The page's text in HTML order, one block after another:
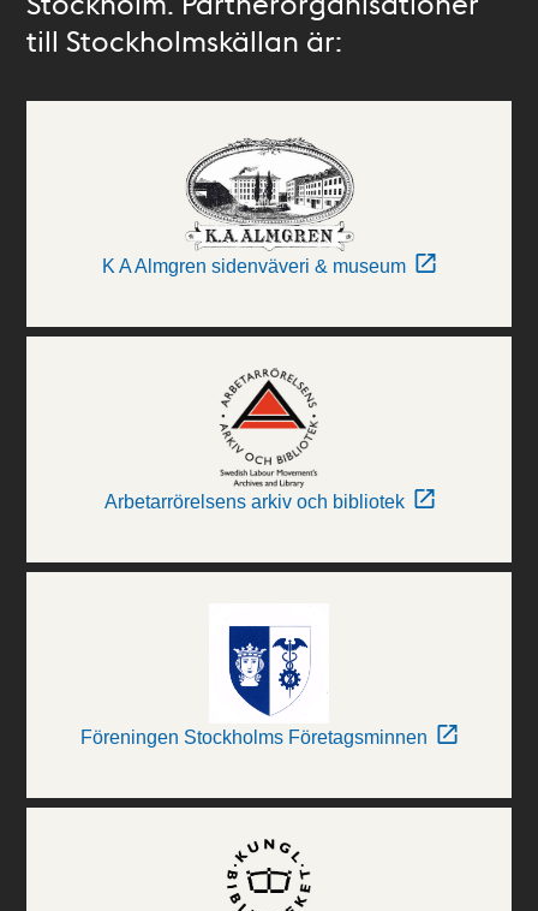
till Stockholmskällan är:
K A Almgren sidenväveri & museum
Arbetarrörelsens arkiv och bibliotek
Föreningen Stockholms Företagsminnen